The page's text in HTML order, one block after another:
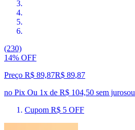
(230)
14% OFF
Preço R$ 89,87R$ 89,87
no Pix Ou 1x de R$ 104,50 sem jurosou
Cupom R$ 5 OFF